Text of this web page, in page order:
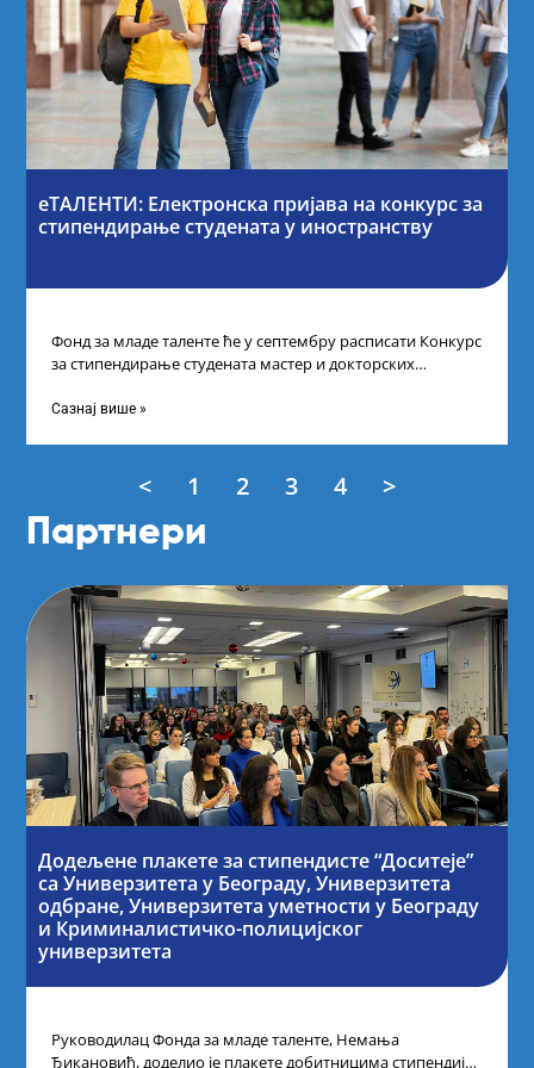
еТАЛЕНТИ: Електронска пријава на конкурс за
стипендирање студената у иностранству
Фонд за младе таленте ће у септембру расписати Конкурс
за стипендирање студената мастер и докторских
Сазнај више »
< 1 2 3 4 >
Партнери
Додељене плакете за стипендисте “Доситеје”
са Универзитета у Београду, Универзитета
одбране, Универзитета уметности у Београду
и Криминалистичко-полицијског
универзитета
Руководилац Фонда за младе таленте, Немања
Ђикановић, доделио је плакете добитницима стипендије